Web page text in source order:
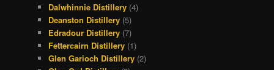
Dalwhinnie Distillery (4)
Deanston Distillery (5)
Edradour Distillery (7)
Fettercairn Distillery (1)
Glen Garioch Distillery (2)